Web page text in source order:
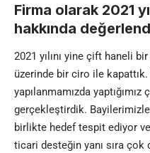
Firma olarak 2021
hakkında
2021 yılını yine çift haneli
üzerinde bir ciro ile
yapılanmamızda
gerçekleştirdik.
birlikte hedef tespit ediyor
ticari desteğin yanı sıra